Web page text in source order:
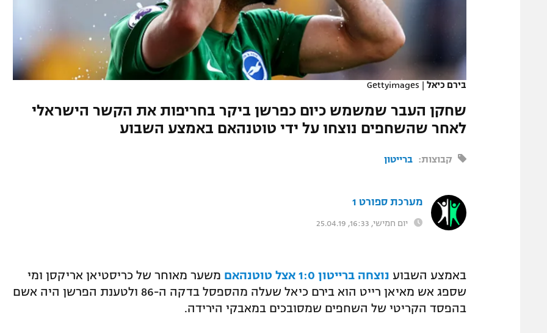
רשיון להקרנה פומבית לבית עסק
הצטרפות לחבילת הערוצים
תגיות
המגזיןבירם כיאל |
Gettyimages
שחקן העבר שמשמש כיום כפרשן ביקר בחריפות את הקשר הישראלי
לאחר שהשחפים נוצחו על ידי טוטנהאם באמצע השבוע
קבוצות: ברייטון
מערכת ספורט 1
יום חמישי, 16:33, 25.04.19
באמצע השבוע נוצחה ברייטון 1:0 אצל טוטנהאם
משער מאוחר של כריסטיאן אריקסן ומי
שספג אש מאיאן רייט הוא בירם כיאל שעלה מהספסל בדקה ה-86 ולטענת הפרשן היה אשם
בהפסד הקריטי של השחפים שמסובכים במאבקי הירידה.